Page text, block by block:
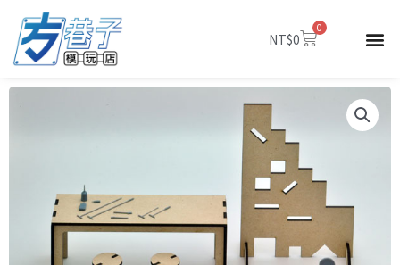
NT$0
0
購